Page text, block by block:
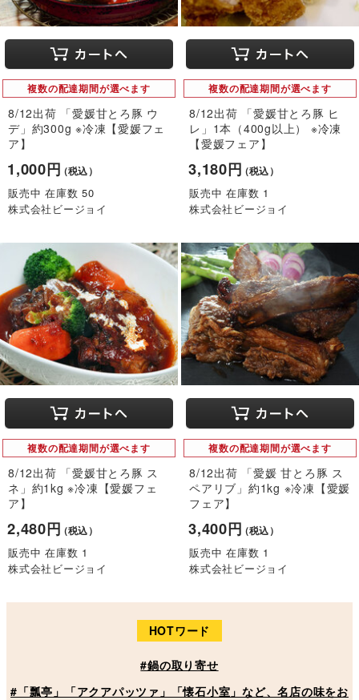
複数の配達期間が選べます
8/12出荷 「愛媛甘とろ豚 ウ
デ」約300g ※冷凍【愛媛フェ
ア】
1,000円（税込）
販売中 在庫数 50
株式会社ビージョイ
複数の配達期間が選べます
8/12出荷 「愛媛甘とろ豚 ヒ
レ」1本（400g以上） ※冷凍
【愛媛フェア】
3,180円（税込）
販売中 在庫数 1
株式会社ビージョイ
複数の配達期間が選べます
8/12出荷 「愛媛甘とろ豚 ス
ネ」約1kg ※冷凍【愛媛フェ
ア】
2,480円（税込）
販売中 在庫数 1
株式会社ビージョイ
複数の配達期間が選べます
8/12出荷 「愛媛 甘とろ豚 ス
ペアリブ」約1kg ※冷凍【愛媛
フェア】
3,400円（税込）
販売中 在庫数 1
株式会社ビージョイ
HOTワード
#鍋の取り寄せ
#「瓢亭」「アクアパッツァ」「懐石小室」など、名店の味をお